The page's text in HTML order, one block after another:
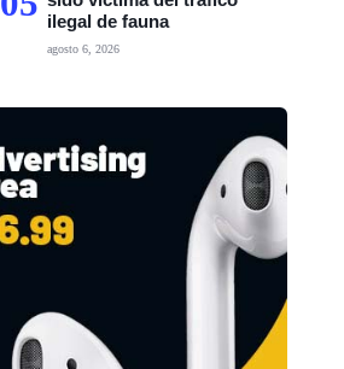
ilegal de fauna
agosto 6, 2026